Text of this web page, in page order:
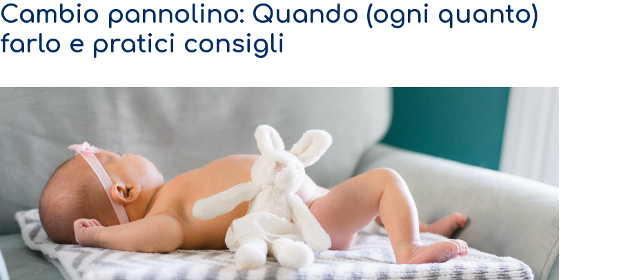
Cambio pannolino: Quando (ogni quanto)
farlo e pratici consigli